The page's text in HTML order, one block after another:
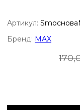
Артикул:
Бренд: MAX